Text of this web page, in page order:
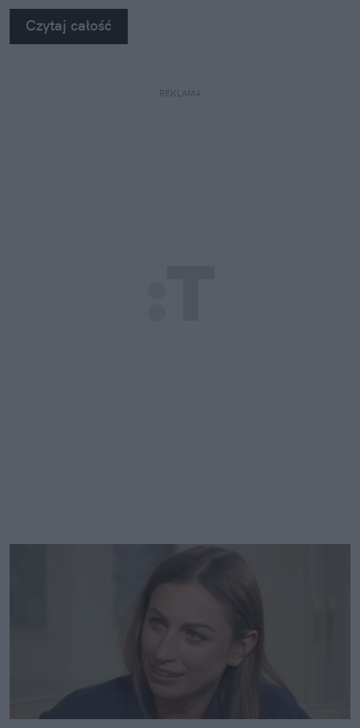
na własne oczy zobaczyć, jak profesjonaliści radzą
sobie z takimi uszkodzeniami.
Czytaj całość
REKLAMA